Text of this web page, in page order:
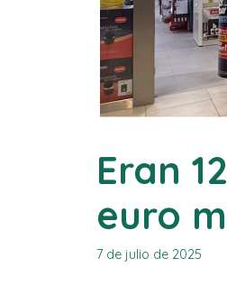
Eran
euro
7 de julio de 2025